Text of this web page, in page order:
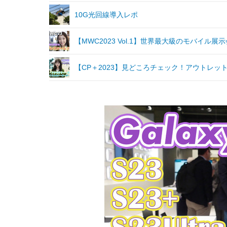
10G光回線導入レポ
【MWC2023 Vol.1】世界最大級のモバイル展
【CP＋2023】見どころチェック！アウトレッ